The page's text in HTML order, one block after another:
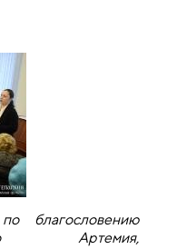
благословению
Артемия,